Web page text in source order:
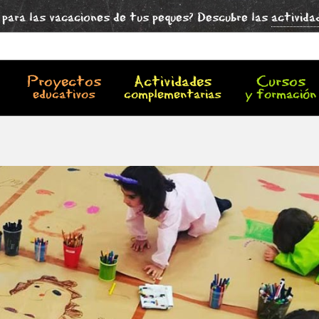
las vacaciones de tus peques? Descubre las
Proyectos
educativos
Actividades
complementarias
Cursos
y formación